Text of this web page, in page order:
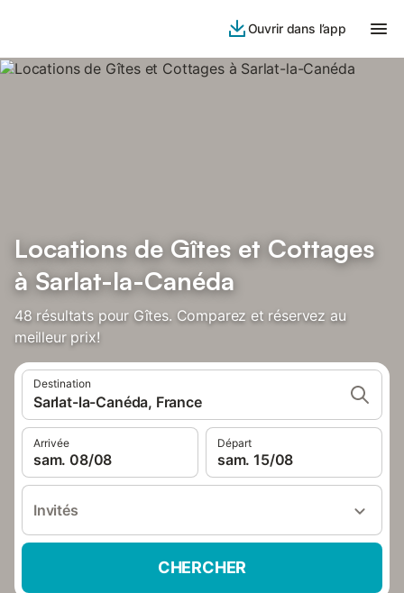
Ouvrir dans l’app
Locations de Gîtes et Cottages
à Sarlat-la-Canéda
48 résultats pour Gîtes. Comparez et réservez au
meilleur prix!
Destination
Sarlat-la-Canéda, France
Arrivée
sam. 08/08
Départ
sam. 15/08
Invités
CHERCHER